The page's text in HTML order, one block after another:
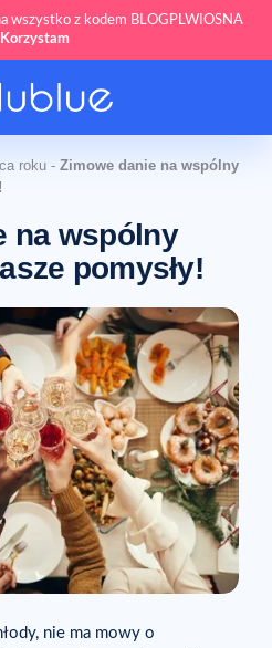
wszystko z kodem BLOGPLWIOSNA
Korzystam
roku - Zimowe danie na wspólny
na wspólny
pomysły!
nie ma mowy o